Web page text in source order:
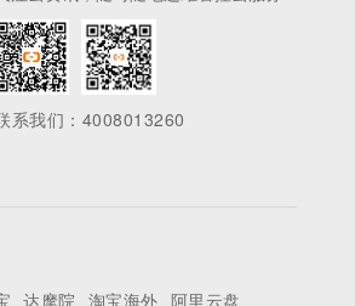
系我们：4008013260
达摩院 淘宝海外 阿里云盘